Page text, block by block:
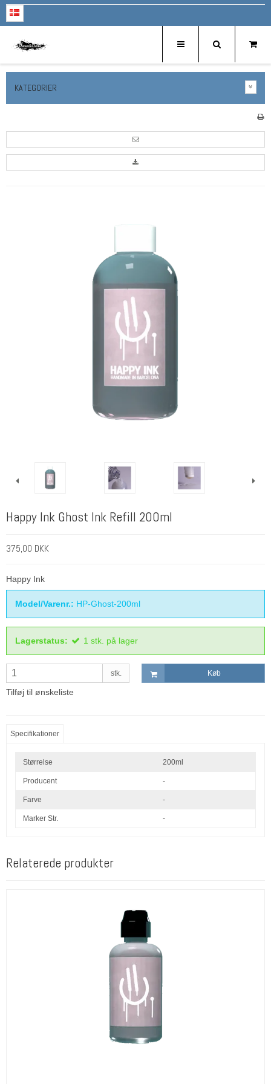
KATEGORIER
Happy Ink Ghost Ink Refill 200ml
375,00 DKK
Happy Ink
Model/Varenr.: HP-Ghost-200ml
Lagerstatus: 1 stk. på lager
stk. Køb
Tilføj til ønskeliste
Specifikationer
Størrelse 200ml
Producent -
Farve -
Marker Str. -
Relaterede produkter